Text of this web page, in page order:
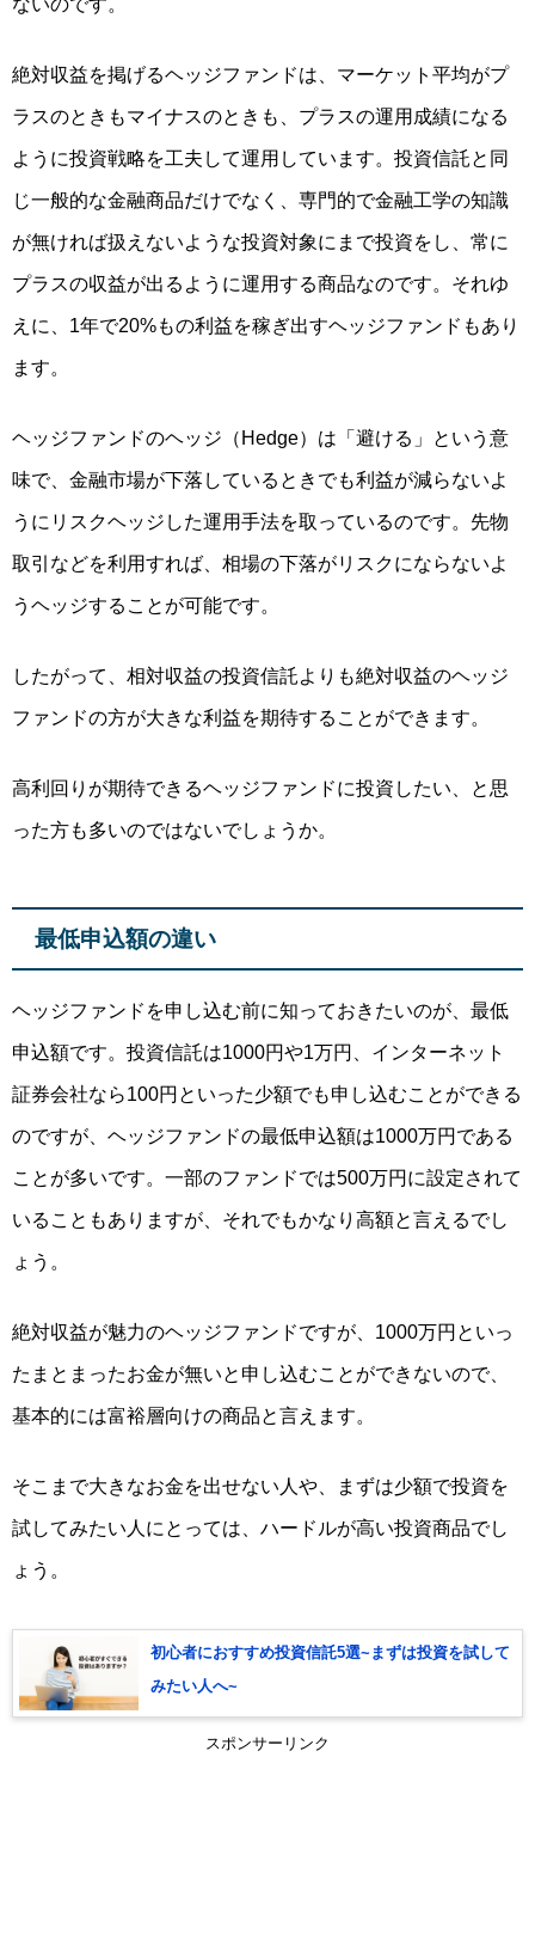
絶対収益を掲げるヘッジファンドは、マーケット平均がプ
ラスのときもマイナスのときも、プラスの運用成績になる
ように投資戦略を工夫して運用しています。投資信託と同
じ一般的な金融商品だけでなく、専門的で金融工学の知識
が無ければ扱えないような投資対象にまで投資をし、 常に
プラスの収益が出るように運用する商品なのです。それゆ
えに、 1年で20%もの利益を稼ぎ出すヘッジファンドもあり
ます。
ヘッジファンドのヘッジ（Hedge）は「避ける」という意
味で、金融市場が下落しているときでも利益が減らないよ
うにリスクヘッジした運用手法を取っているのです。先物
取引などを利用すれば、相場の下落がリスクにならないよ
うヘッジすることが可能です。
したがって、相対収益の投資信託よりも絶対収益のヘッジ
ファンドの方が大きな利益を期待することができます。
高利回りが期待できるヘッジファンドに投資したい、と思
った方も多いのではないでしょうか。
最低申込額の違い
ヘッジファンドを申し込む前に知っておきたいのが、最低
申込額です。投資信託は1000円や1万円、インターネット
証券会社なら100円といった少額でも申し込むことができる
のですが、 ヘッジファンドの最低申込額は1000万円 である
ことが多いです。一部のファンドでは500万円に設定されて
いることもありますが、それでもかなり高額と言えるでし
ょう。
絶対収益が魅力のヘッジファンドですが、1000万円といっ
たまとまったお金が無いと申し込むことができないので、
基本的には富裕層向けの商品と言えます。
そこまで大きなお金を出せない人や、まずは少額で投資を
試してみたい人にとっては、ハードルが高い投資商品でし
ょう。
初心者におすすめ投資信託5選~まずは投資を試して
みたい人へ~
スポンサーリンク